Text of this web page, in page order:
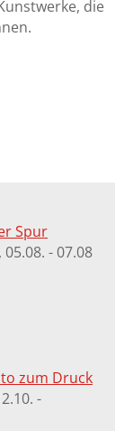
die
Spur
- 07.08
zum Druck
-